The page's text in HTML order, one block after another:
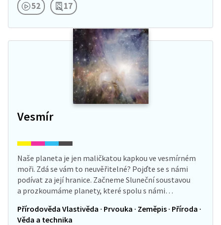
52 17
Vesmír
Naše planeta je jen maličkatou kapkou ve vesmírném
moři. Zdá se vám to neuvěřitelné? Pojďte se s námi
podívat za její hranice. Začneme Sluneční soustavou
a prozkoumáme planety, které spolu s námi…
Přírodověda Vlastivěda · Prvouka · Zeměpis · Příroda ·
Věda a technika